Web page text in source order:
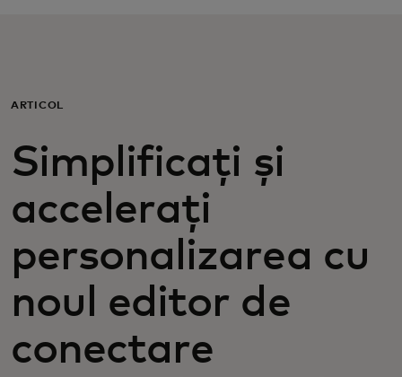
Pentru întreaga lume
Pentru inovatori
Știri și tendințe
ARTICOL
Simplificați și
accelerați
personalizarea cu
noul editor de
conectare